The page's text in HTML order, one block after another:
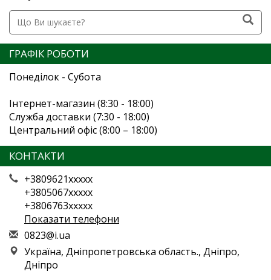
ГРАФІК РОБОТИ
Понеділок - Субота
Інтернет-магазин (8:30 - 18:00)
Служба доставки (7:30 - 18:00)
Центральний офіс (8:00 – 18:00)
КОНТАКТИ
+3809621xxxxx
+3805067xxxxx
+3806763xxxxx
Показати телефони
0823@i.ua
Україна, Дніпропетровська область., Дніпро,
Дніпро